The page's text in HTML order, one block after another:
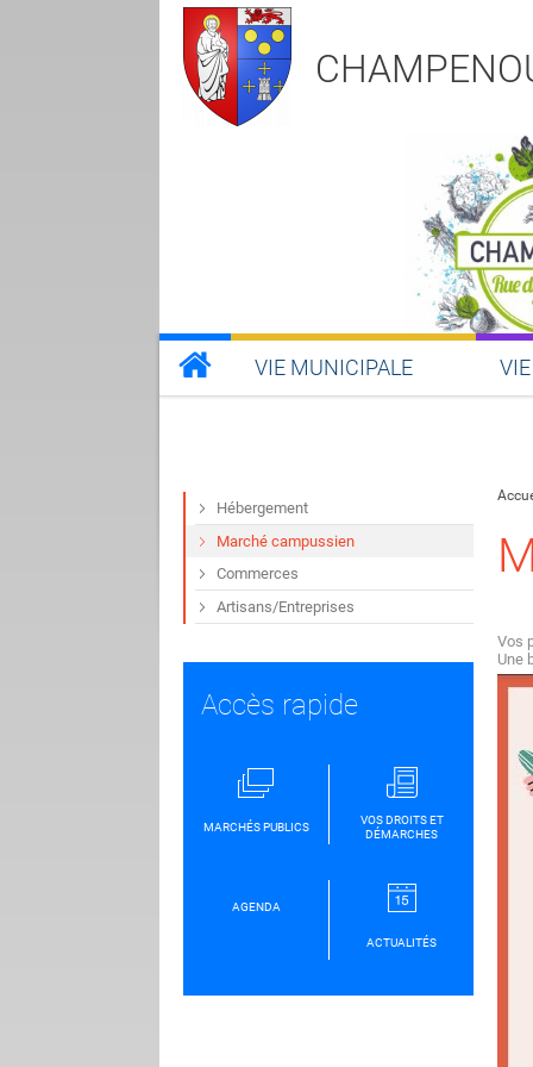
VIE MUNICIPALE
Vos
Une
Hébergement
Marché campussien
Commerces
Artisans/Entreprises
Accès rapide
MARCHÉS PUBLICS
VOS DROITS ET
DÉMARCHES
AGENDA
ACTUALITÉS